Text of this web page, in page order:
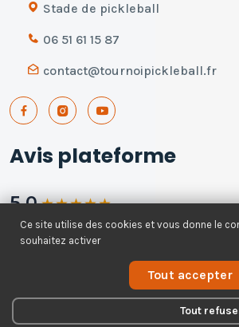
Stade de pickleball
06 51 61 15 87
contact@tournoipickleball.fr
Avis plateforme
5.0★★★★★
Ce site utilise des cookies et vous donne le
souhaitez activer
Tout accepter
Tout